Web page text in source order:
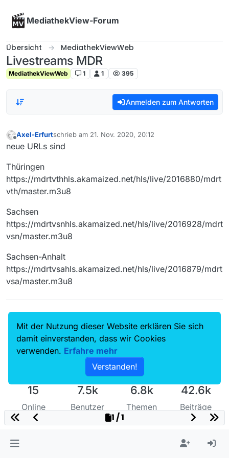
MediathekView-Forum
Übersicht MediathekViewWeb
Livestreams MDR
MediathekViewWeb 1 1 395
Anmelden zum Antworten
Offline
Axel-Erfurtschrieb am 21. Nov. 2020, 20:12
zuletzt editiert von
neue URLs sind
Thüringen
https://mdrtvthhls.akamaized.net/hls/live/2016880/mdrt
vth/master.m3u8
Sachsen
https://mdrtvsnhls.akamaized.net/hls/live/2016928/mdrt
vsn/master.m3u8
Sachsen-Anhalt
https://mdrtvsahls.akamaized.net/hls/live/2016879/mdrt
vsa/master.m3u8
15
Online
7.5k
Benutzer
6.8k
Themen
42.6k
Beiträge
1 / 1
Mit der Nutzung dieser Website erklären Sie sich
damit einverstanden, dass wir Cookies
verwenden. Erfahre mehr
Verstanden!